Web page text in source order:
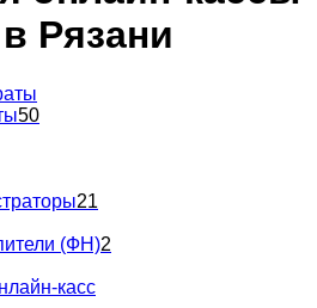
Рязани
50
21
(ФН)2
касс